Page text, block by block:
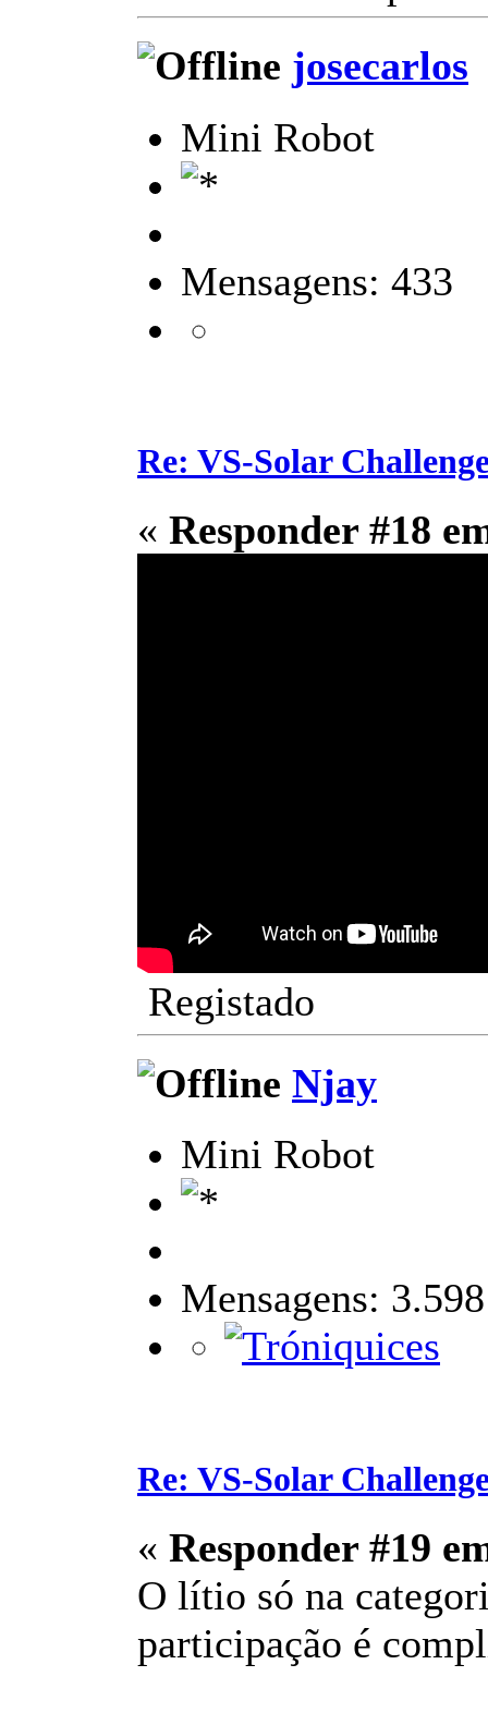
josecarlos
Mini Robot
Mensagens: 433
Re: VS-Solar
« Responder #18
Registado
Njay
Mini Robot
Mensagens: 3.598
Re: VS-Solar
« Responder #19
O lítio só na
participação é